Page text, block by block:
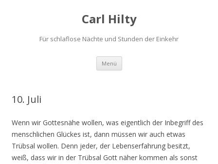
Carl Hilty
Für schlaflose Nächte und Stunden der Einkehr
Menü Springe
Inhalt
10. Juli
Wenn wir Gottesnähe wollen, was eigentlich der Inbegriff des
menschlichen Glückes ist, dann müssen wir auch etwas
Trübsal wollen. Denn jeder, der Lebenserfahrung besitzt,
weiß, dass wir in der Trübsal Gott näher kommen als sonst